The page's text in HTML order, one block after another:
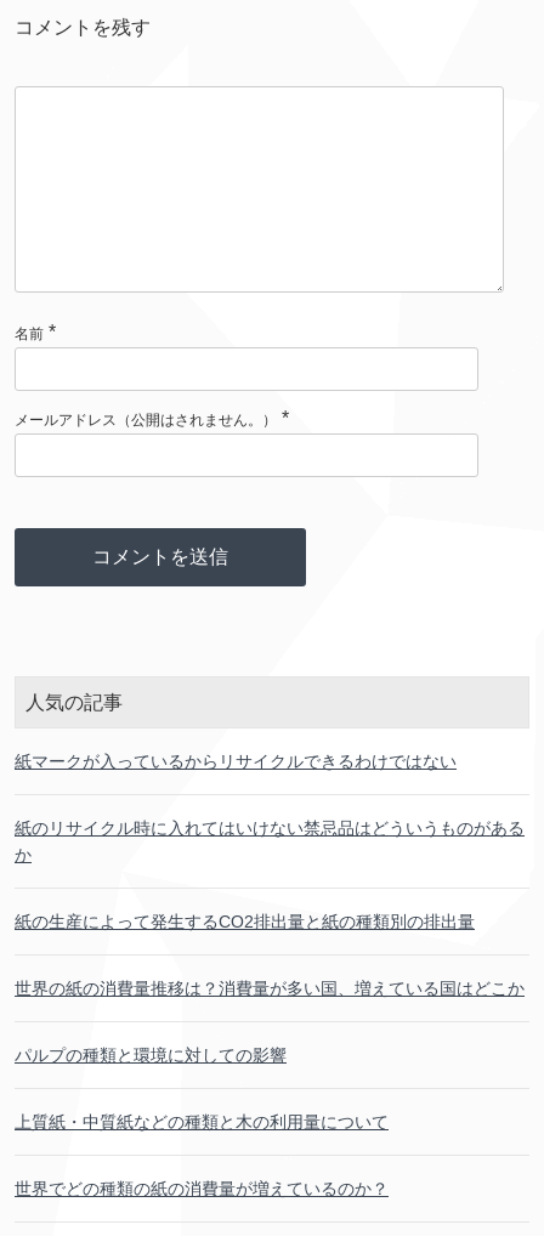
コメントを残す
名前 *
メールアドレス（公開はされません。） *
人気の記事
紙マークが入 っているからリサイクルできるわけではない
紙のリサイクル時に入れてはいけない禁忌品はどういうものがある
か
紙の生産によって発生するCO2排出量と紙の種類別の排出量
世界の紙の消費量推移は？消費量が多い国、 増えている 国はどこか
パルプの種類と環境に対しての影響
上質紙 ・ 中質紙などの種類と木の利用量について
世界でどの種類の紙の消費量が増えているのか？